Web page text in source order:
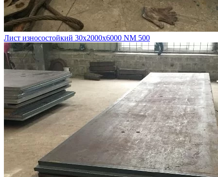
Лист износостойкий 30х2000х6000 NM 500